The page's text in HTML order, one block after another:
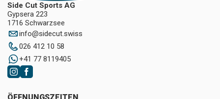
Side Cut Sports AG
Gypsera 223
1716 Schwarzsee
info@sidecut.swiss
026 412 10 58
+41 77 8119405
ÖFFNUNGSZEITEN